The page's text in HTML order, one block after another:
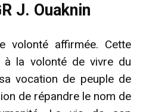
J. Ouaknin
volonté affirmée. Cette
à la volonté de vivre du
vocation de peuple de
de répandre le nom de